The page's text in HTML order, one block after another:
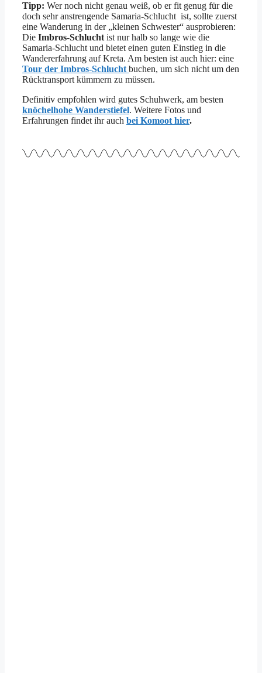
Tipp: Wer noch nicht genau weiß, ob er fit genug für die
doch sehr anstrengende Samaria-Schlucht ist, sollte zuerst
eine Wanderung in der „kleinen Schwester“ ausprobieren:
Die Imbros-Schlucht ist nur halb so lange wie die
Samaria-Schlucht und bietet einen guten Einstieg in die
Wandererfahrung auf Kreta. Am besten ist auch hier: eine
Tour der Imbros-Schlucht buchen, um sich nicht um den
Rücktransport kümmern zu müssen.
Definitiv empfohlen wird gutes Schuhwerk, am besten
knöchelhohe Wanderstiefel. Weitere Fotos und
Erfahrungen findet ihr auch bei Komoot hier.